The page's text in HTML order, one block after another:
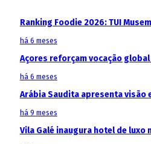
Ranking Foodie 2026: TUI
há 6 meses
Açores reforçam vocação global
há 6 meses
Arábia Saudita apresenta
há 9 meses
Vila Galé inaugura hotel de luxo